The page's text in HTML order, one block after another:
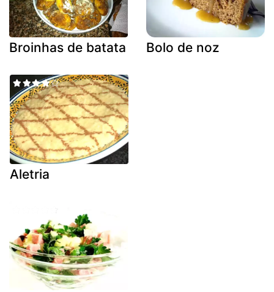
Broinhas de batata Bolo de noz
Aletria